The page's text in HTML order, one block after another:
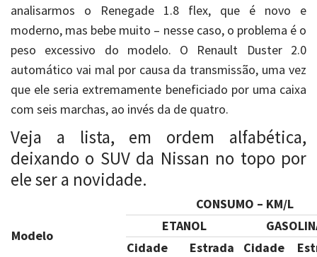
analisarmos o Renegade 1.8 flex, que é novo e
moderno, mas bebe muito – nesse caso, o problema é o
peso excessivo do modelo. O Renault Duster 2.0
automático vai mal por causa da transmissão, uma vez
que ele seria extremamente beneficiado por uma caixa
com seis marchas, ao invés da de quatro.
Veja a lista, em ordem alfabética,
deixando o SUV da Nissan no topo por
ele ser a novidade.
Modelo
CONSUMO – KM/L
ETANOL
Cidade
Estrada Cidade